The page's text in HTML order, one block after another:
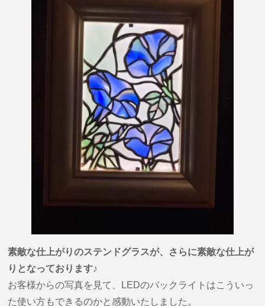
素敵な仕上がりのステンドグラスが、さらに素敵な仕上が
りとなっております♪
お客様からの写真を見て、LEDのバックライトはこういっ
た使い方もできるのかと感動いたしました。